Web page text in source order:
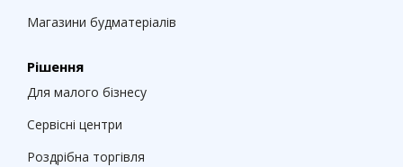
Магазини будматеріалів
Рішення
Для малого бізнесу
Сервісні центри
Роздрібна торгівля